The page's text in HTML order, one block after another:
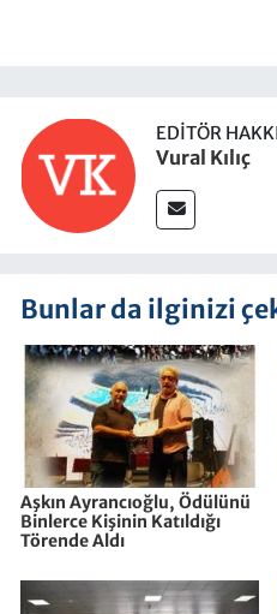
EDITÖR
Vural Kılıç
Bunlar da ilginizi
Aşkın Ayrancıoğlu, Ödülünü
Binlerce Kişinin Katıldığı
Törende Aldı